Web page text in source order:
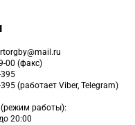
00 (факс)
(работает Viber, Telegram)
(режим работы):
20:00